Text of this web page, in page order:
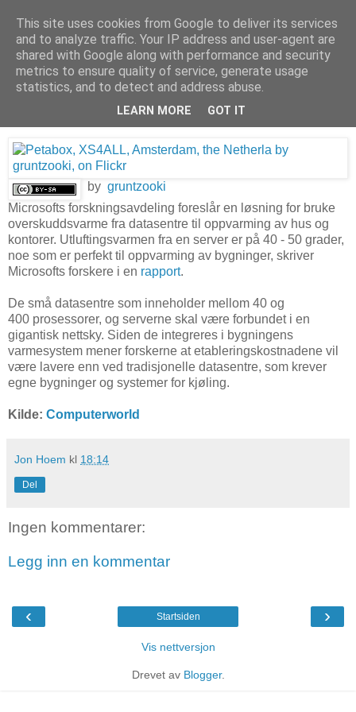
Arkitektur & Miljøteknologi
04 august 2011
Varm opp huset med egen serverpark
by gruntzooki
Microsofts forskningsavdeling foreslår en løsning for bruke
overskuddsvarme fra datasentre til oppvarming av hus og
kontorer. Utluftingsvarmen fra en server er på 40 - 50 grader,
noe som er perfekt til oppvarming av bygninger, skriver
Microsofts forskere i en rapport.
De små datasentre som inneholder mellom 40 og
400 prosessorer, og serverne skal være forbundet i en
gigantisk nettsky. Siden de integreres i bygningens
varmesystem mener forskerne at etableringskostnadene vil
være lavere enn ved tradisjonelle datasentre, som krever
egne bygninger og systemer for kjøling.
Kilde: Computerworld
Jon Hoem kl 18:14
Del
Ingen kommentarer:
Legg inn en kommentar
‹ ›
Startsiden
Vis nettversjon
Drevet av Blogger.
This site uses cookies from Google to deliver its services
and to analyze traffic. Your IP address and user-agent are
shared with Google along with performance and security
metrics to ensure quality of service, generate usage
statistics, and to detect and address abuse.
LEARN MORE GOT IT